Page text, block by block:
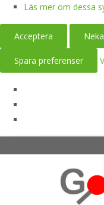
Läs mer om dessa
Acceptera Neka
Spara preferenser